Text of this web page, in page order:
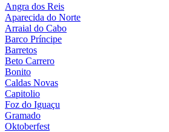
Angra dos Reis
Aparecida do Norte
Arraial do Cabo
Barco Príncipe
Barretos
Beto Carrero
Bonito
Caldas Novas
Capitolio
Foz do Iguaçu
Gramado
Oktoberfest